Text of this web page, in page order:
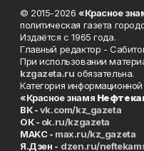
© 2015-2026 «Красное
политическая газета
Издаётся с 1965 года.
Главный редактор -
При использовании
kzgazeta.ru обязательна.
Категория
«Красное знамя
ВК -vk.com/kz_gazeta
ОК - ok.ru/kzgazeta
MAKC - max.ru/kz_gazeta
Я.Дзен - dzen.ru/